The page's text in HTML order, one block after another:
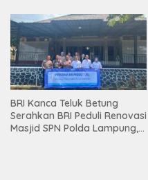
BRI Kanca Teluk Betung
Serahkan BRI Peduli Renovasi
Masjid SPN Polda Lampung,